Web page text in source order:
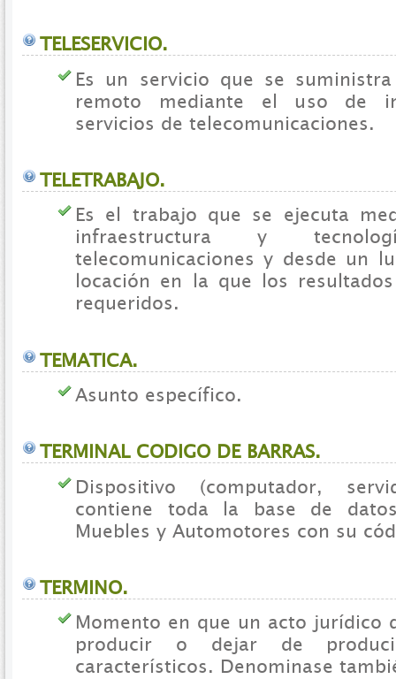
TELESERVICIO.
Es un servicio que se
remoto mediante el uso de
servicios de telecomunicaciones.
TELETRABAJO.
Es el trabajo que se ejecuta
infraestructura y
telecomunicaciones y desde un
locación en la que los
requeridos.
TEMATICA.
Asunto específico.
TERMINAL CODIGO DE BARRAS.
Dispositivo (computador,
contiene toda la base de
Muebles y Automotores con su
TERMINO.
Momento en que un acto jurídico
producir o dejar de
característicos. Denominase